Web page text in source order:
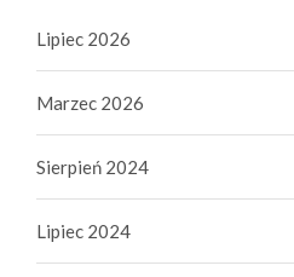
Lipiec 2026
Marzec 2026
Sierpień 2024
Lipiec 2024